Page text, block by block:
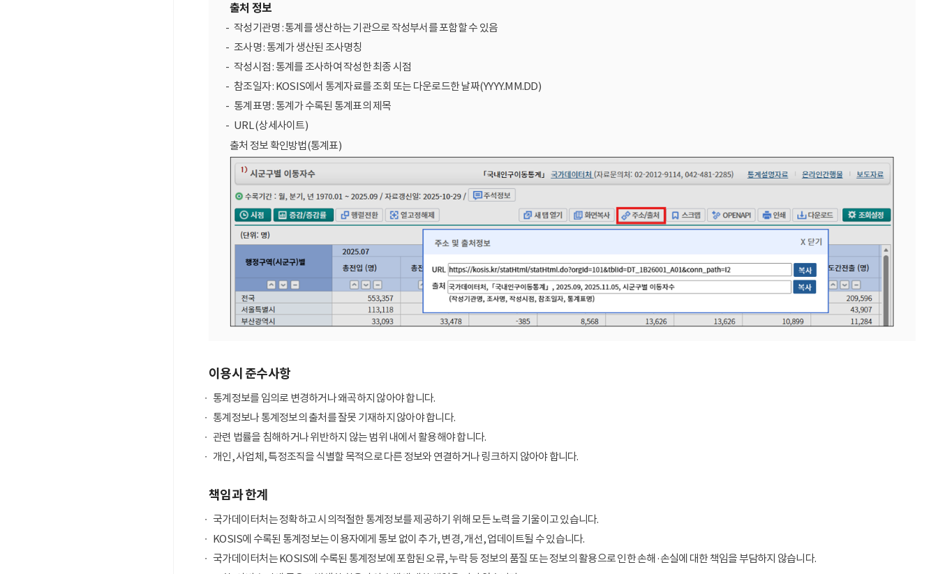
출처 정보
작성기관명 : 통계를 생산하는 기관으로 작성부서를 포함할 수 있음
조사명 : 통계가 생산된 조사명칭
작성시점 : 통계를 조사하여 작성한 최종 시점
참조일자 : KOSIS에서 통계자료를 조회 또는 다운로드한 날짜(YYYY.MM.DD)
통계표명 : 통계가 수록된 통계표의 제목
URL (상세사이트)
출처 정보 확인방법(통계표)
이용시 준수사항
통계정보를 임의로 변경하거나 왜곡하지 않아야 합니다.
통계정보나 통계정보의 출처를 잘못 기재하지 않아야 합니다.
관련 법률을 침해하거나 위반하지 않는 범위 내에서 활용해야 합니다.
개인, 사업체, 특정조직을 식별할 목적으로 다른 정보와 연결하거나 링크하지 않아야 합니다.
책임과 한계
국가데이터처는 정확하고 시의적절한 통계정보를 제공하기 위해 모든 노력을 기울이고 있습니다.
KOSIS에 수록된 통계정보는 이용자에게 통보 없이 추가, 변경, 개선, 업데이트될 수 있습니다.
국가데이터처는 KOSIS에 수록된 통계정보에 포함된 오류, 누락 등 정보의 품질 또는 정보의 활용으로 인한 손해·손실에 대한 책임을 부담하지 않습니다.